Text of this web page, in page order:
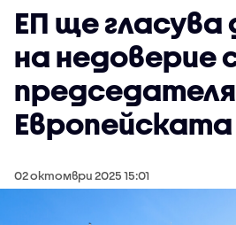
ЕП ще
на недоверие
02 октомври 2025 15:01